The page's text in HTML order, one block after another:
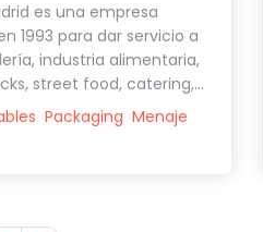
es una empresa
1993 para dar servicio a
industria alimentaria,
street food, catering,...
Packaging Menaje